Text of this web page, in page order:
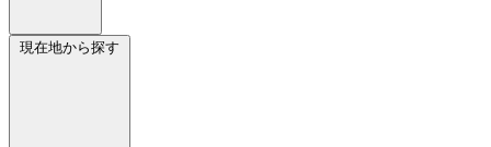
現在地から探す